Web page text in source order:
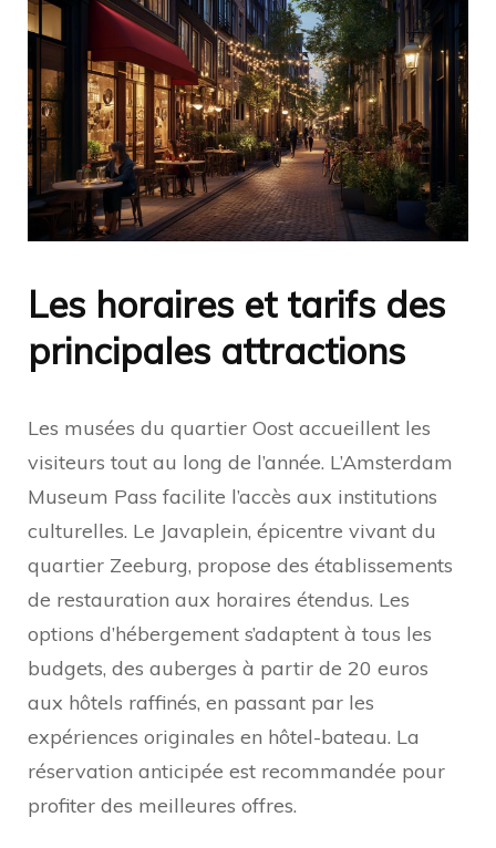
Les horaires et tarifs des
principales attractions
Les musées du quartier Oost accueillent les
visiteurs tout au long de l’année. L’Amsterdam
Museum Pass facilite l’accès aux institutions
culturelles. Le Javaplein, épicentre vivant du
quartier Zeeburg, propose des établissements
de restauration aux horaires étendus. Les
options d’hébergement s’adaptent à tous les
budgets, des auberges à partir de 20 euros
aux hôtels raffinés, en passant par les
expériences originales en hôtel-bateau. La
réservation anticipée est recommandée pour
profiter des meilleures offres.